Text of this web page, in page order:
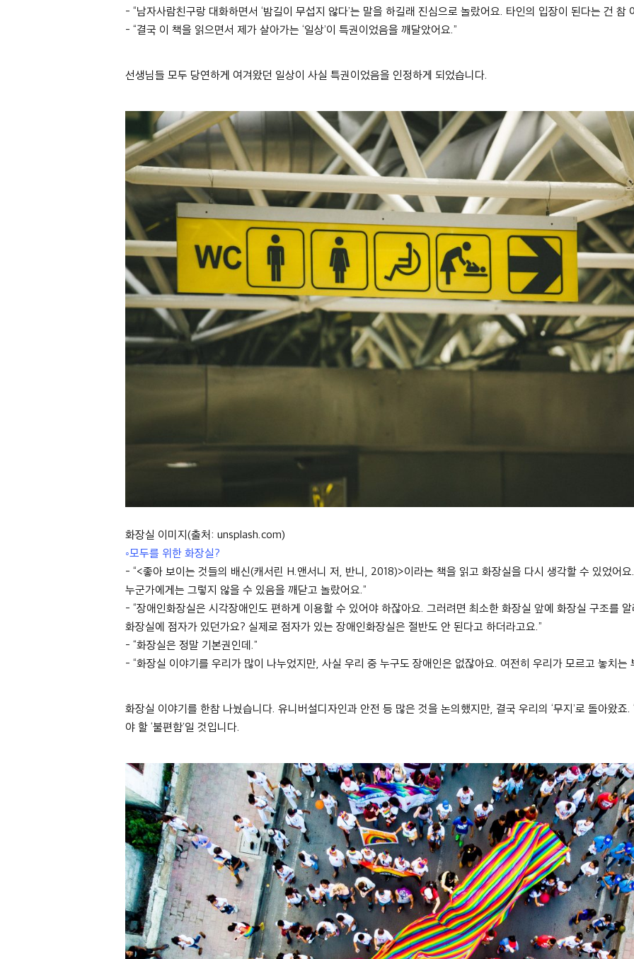
- “남자사람친구랑 대화하면서 ‘밤길이 무섭지 않다’는 말을 하길래 진심으로 놀랐어요. 타인의 입장이 된다는 건 참
- “결국 이 책을 읽으면서 제가 살아가는 ‘일상’이 특권이었음을 깨달았어요.”
선생님들 모두 당연하게 여겨왔던 일상이 사실 특권이었음을 인정하게 되었습니다
화장실 이미지(출처: unsplash.com)
◦모두를 위한 화장실?
- “<좋아 보이는 것들의 배신(캐서린 H.앤서니 저, 반니, 2018)>이라는 책을 읽고 화장실을 다시 생각할 수 있었어요
누군가에게는 그렇지 않을 수 있음을 깨닫고 놀랐어요.”
- “장애인화장실은 시각장애인도 편하게 이용할 수 있어야 하잖아요.그러려면 최소한 화장실 앞에 화장실 구조를
화장실에 점자가 있던가요?실제로 점자가 있는 장애인화장실은 절반도 안 된다고 하더라고요.”
- “화장실은 정말 기본권인데.”
- “화장실 이야기를 우리가 많이 나누었지만 ,사실 우리 중 누구도 장애인은 없잖아요.여전히 우리가 모르고 놓치는
화장실 이야기를 한참 나눴습니다 .유니버설디자인과 안전 등 많은 것을 논의했지만 결국 우리의 ‘무지’로 돌아왔죠 .
야 할 ‘불편함’일 것입니다